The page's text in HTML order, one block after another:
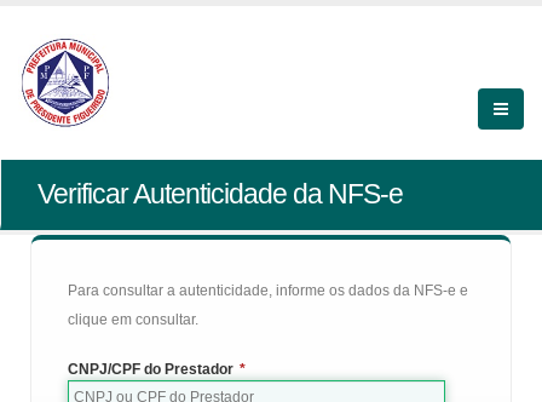
Verificar Autenticidade da NFS-e
Para consultar a autenticidade, informe os dados da NFS-e e
clique em consultar.
CNPJ/CPF do Prestador *